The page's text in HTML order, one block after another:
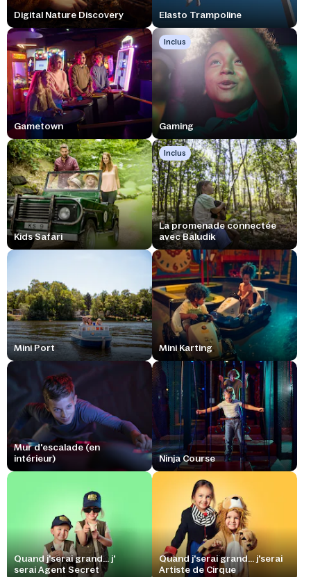
Digital Nature Discovery Elasto Trampoline
Gametown
Inclus
Gaming
Kids Safari
Inclus
La promenade connectée
avec Baludik
Mini Port Mini Karting
Mur d'escalade (en
intérieur)
Ninja Course
Quand j'serai grand... j'
serai Agent Secret
Quand j'serai grand... j'serai
Artiste de Cirque